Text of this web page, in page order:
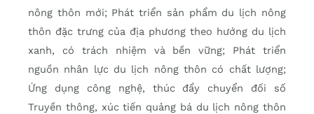
nông thôn mới; Phát triển sản phẩm du lịch nông
thôn đặc trưng của địa phương theo hướng du lịch
xanh, có trách nhiệm và bền vững; Phát triển
nguồn nhân lực du lịch nông thôn có chất lượng;
Ứng dụng công nghệ, thúc đẩy chuyển đối số
Truyền thông, xúc tiến quảng bá du lịch nông thôn